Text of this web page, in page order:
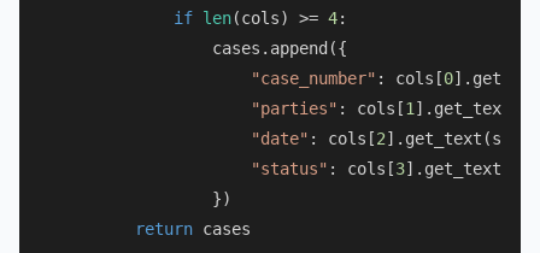
if len(cols) >= 4:
                cases.append({
"case_number" : cols[0
"parties" : cols[1
"date" : cols[2
"status" : cols[3
                })
return